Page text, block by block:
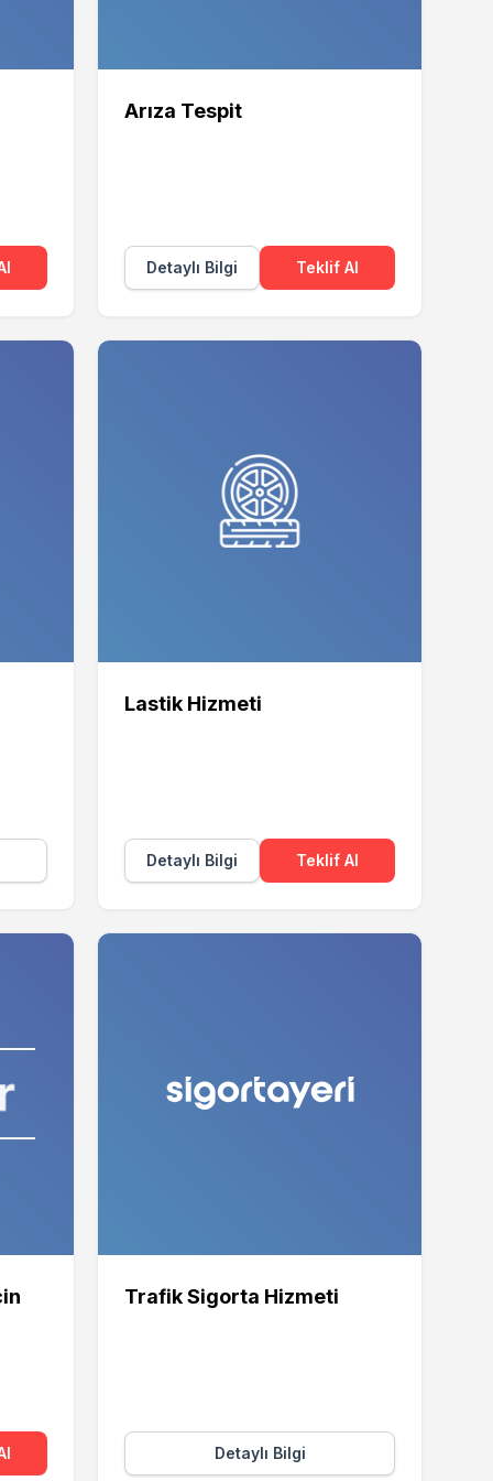
Arıza Tespit
Detaylı Bilgi Teklif Al
Lastik Hizmeti
Detaylı Bilgi Teklif Al
Trafik Sigorta Hizmeti
Detaylı Bilgi